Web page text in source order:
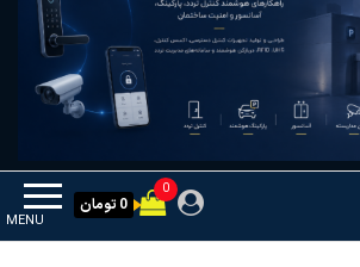
MENU
0
0 تومان